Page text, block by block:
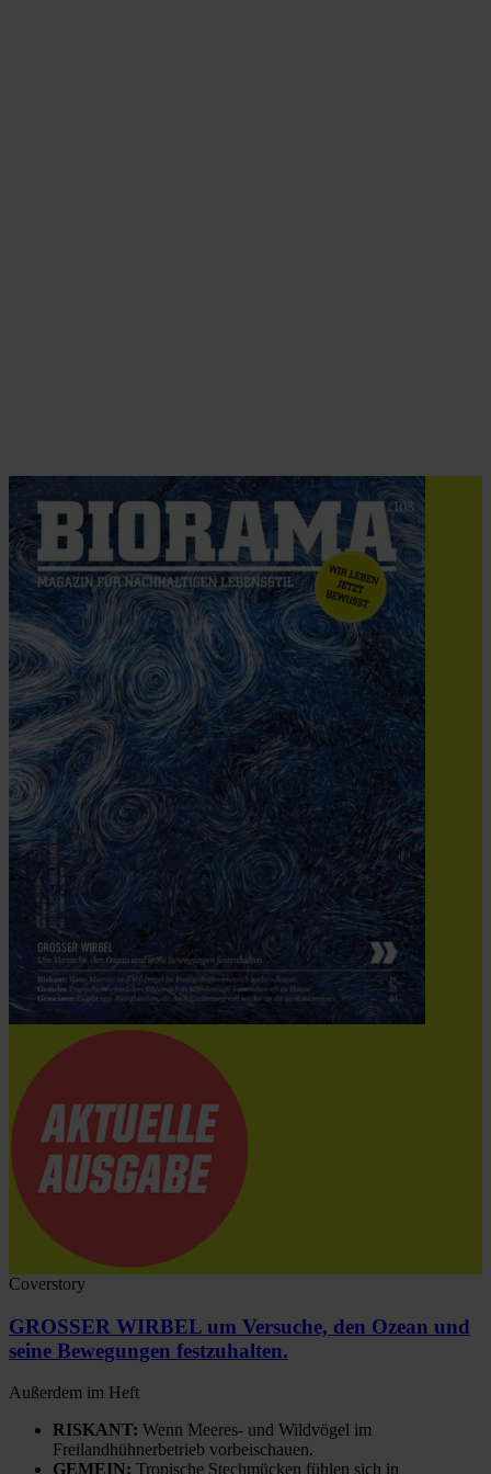
Coverstory
GROSSER WIRBEL um Versuche, den Ozean und
seine Bewegungen festzuhalten.
Außerdem im Heft
RISKANT: Wenn Meeres- und Wildvögel im
Freilandhühnerbetrieb vorbeischauen.
GEMEIN: Tropische Stechmücken fühlen sich in